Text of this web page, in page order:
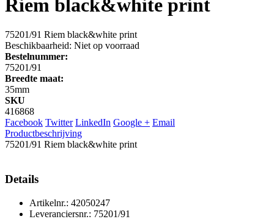
Riem black&white print
75201/91 Riem black&white print
Beschikbaarheid: Niet op voorraad
Bestelnummer:
75201/91
Breedte maat:
35mm
SKU
416868
Facebook Twitter LinkedIn Google + Email
Productbeschrijving
75201/91 Riem black&white print
Details
Artikelnr.: 42050247
Leveranciersnr.: 75201/91